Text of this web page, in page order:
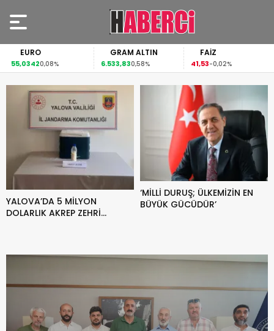
0,08%
GRAM ALTIN
6.533,830,58%
FAİZ
41,53 -0,02%
YALOVA’DA 5 MİLYON
DOLARLIK AKREP ZEHRİ
‘MİLLİ DURUŞ; ÜLKEMİZİN EN
BÜYÜK GÜCÜDÜR’